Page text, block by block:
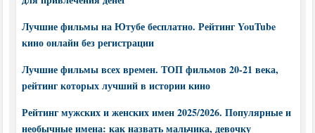
Лучшие фильмы на Ютубе бесплатно. Рейтинг YouTube
кино онлайн без регистрации
Лучшие фильмы всех времен. ТОП фильмов 20-21 века,
рейтинг которых лучший в истории кино
Рейтинг мужских и женских имен 2025/2026. Популярные и
необычные имена: как назвать мальчика, девочку